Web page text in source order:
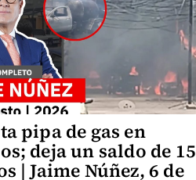
pipa de gas en
deja un saldo de 15
| Jaime Núñez, 6 de